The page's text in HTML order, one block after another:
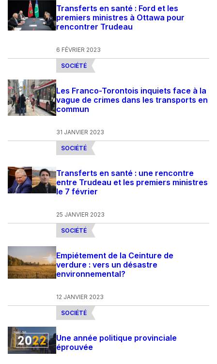
Transferts en santé : Ford et les
premiers ministres à Ottawa pour
rencontrer Trudeau
6 FÉVRIER 2023
SOCIÉTÉ
Les Franco-Torontois inquiets face à la
vague de crimes dans les transports en
commun
31 JANVIER 2023
SOCIÉTÉ
Transferts en santé : une rencontre
entre Trudeau et les premiers ministres
le 7 février
25 JANVIER 2023
SOCIÉTÉ
Empiétement de la Ceinture de
verdure : vers un désastre
environnemental?
12 JANVIER 2023
SOCIÉTÉ
Une année politique provinciale
éprouvée